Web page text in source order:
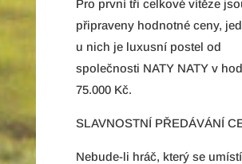
Pro první tři celkové vítěze
připraveny hodnotné ceny,
u nich je luxusní postel od
společnosti NATY NATY v
75.000 Kč.
SLAVNOSTNÍ PŘEDÁVÁNÍ
Nebude-li hráč, který se